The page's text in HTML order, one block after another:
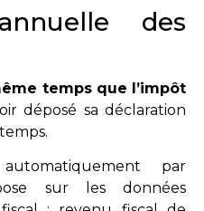
des
temps que l’impôt
déposé sa déclaration
par
sur les données